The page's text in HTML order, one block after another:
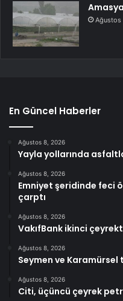
Ağustos
En Güncel Haberler
Ağustos 8, 2026
Yayla yollarında
Ağustos 8, 2026
Emniyet şeridinde feci
çarptı
Ağustos 8, 2026
VakıfBank ikinci
Ağustos 8, 2026
Seymen ve
Ağustos 8, 2026
Citi, üçüncü çeyrek